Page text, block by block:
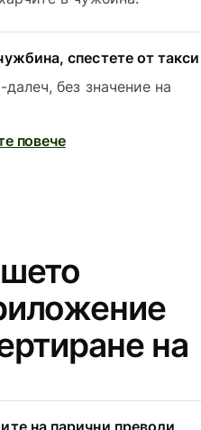
спестете от такси
без значение на
повече
на